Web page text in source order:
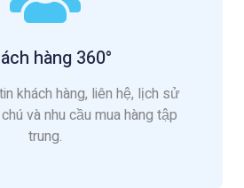
hàng 360°
khách hàng, liên hệ, lịch sử
và nhu cầu mua hàng tập
trung.